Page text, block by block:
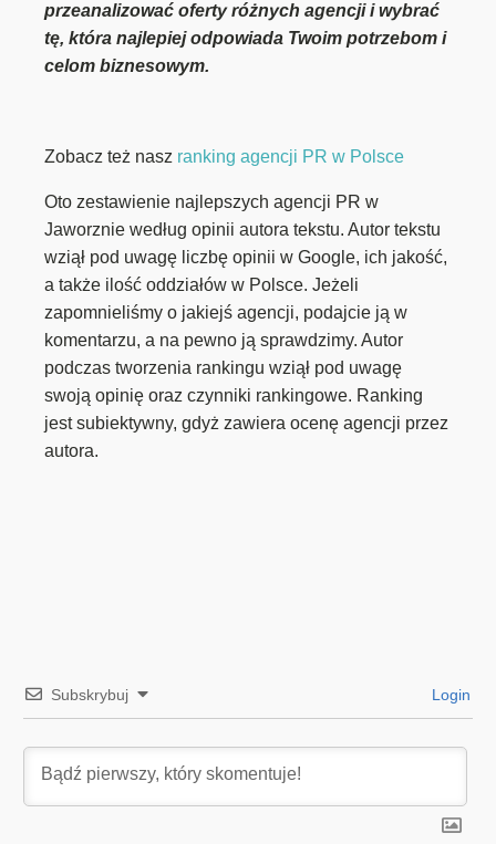
przeanalizować oferty różnych agencji i wybrać
tę, która najlepiej odpowiada Twoim potrzebom i
celom biznesowym.
Zobacz też nasz ranking agencji PR w Polsce
Oto zestawienie najlepszych agencji PR w
Jaworznie według opinii autora tekstu. Autor tekstu
wziął pod uwagę liczbę opinii w Google, ich jakość,
a także ilość oddziałów w Polsce. Jeżeli
zapomnieliśmy o jakiejś agencji, podajcie ją w
komentarzu, a na pewno ją sprawdzimy. Autor
podczas tworzenia rankingu wziął pod uwagę
swoją opinię oraz czynniki rankingowe. Ranking
jest subiektywny, gdyż zawiera ocenę agencji przez
autora.
Subskrybuj Login